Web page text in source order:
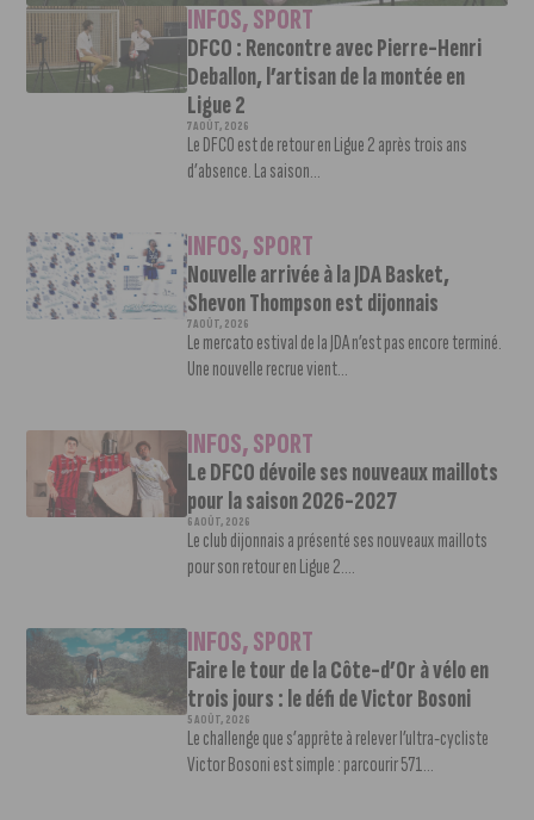
INFOS,SPORT
DFCO : Rencontre avec Pierre-Henri
Deballon, l’artisan de la montée en
Ligue 2
7 AOÛT, 2026
Le DFCO est de retour en Ligue 2 après trois ans
d’absence. La saison...
INFOS,SPORT
Nouvelle arrivée à la JDA Basket,
Shevon Thompson est dijonnais
7 AOÛT, 2026
Le mercato estival de la JDA n’est pas encore terminé.
Une nouvelle recrue vient...
INFOS,SPORT
Le DFCO dévoile ses nouveaux maillots
pour la saison 2026-2027
6 AOÛT, 2026
Le club dijonnais a présenté ses nouveaux maillots
pour son retour en Ligue 2....
INFOS,SPORT
Faire le tour de la Côte-d’Or à vélo en
trois jours : le défi de Victor Bosoni
5 AOÛT, 2026
Le challenge que s’apprête à relever l’ultra-cycliste
Victor Bosoni est simple : parcourir 571...